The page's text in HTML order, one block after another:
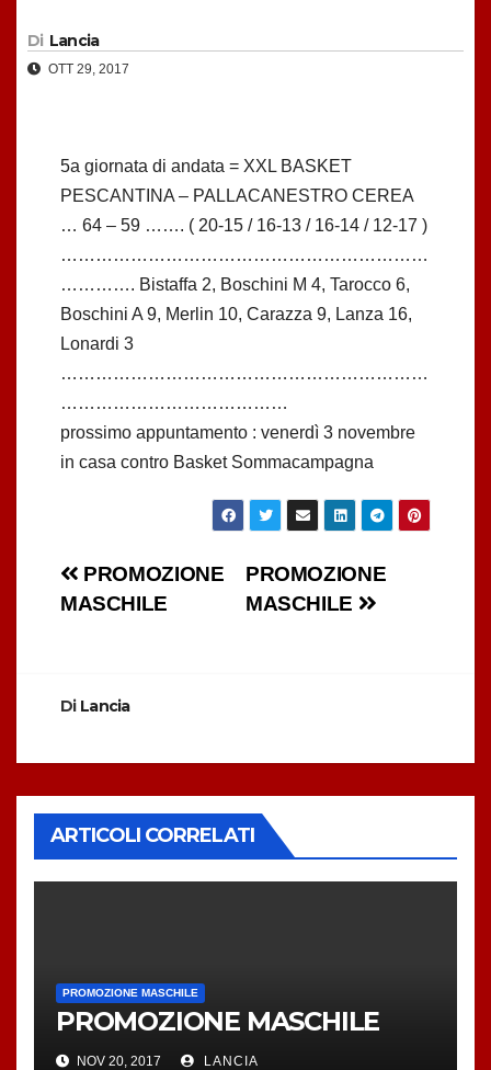
Di Lancia
OTT 29, 2017
5a giornata di andata = XXL BASKET
PESCANTINA – PALLACANESTRO CEREA
… 64 – 59 ……. ( 20-15 / 16-13 / 16-14 / 12-17 )
………………………………………………………
…………. Bistaffa 2, Boschini M 4, Tarocco 6,
Boschini A 9, Merlin 10, Carazza 9, Lanza 16,
Lonardi 3
………………………………………………………
…………………………………
prossimo appuntamento : venerdì 3 novembre
in casa contro Basket Sommacampagna
NavigazionePROMOZIONE
MASCHILE
PROMOZIONE
MASCHILE
Di Lancia
ARTICOLI CORRELATI
PROMOZIONE MASCHILE
PROMOZIONE MASCHILE
NOV 20, 2017 LANCIA